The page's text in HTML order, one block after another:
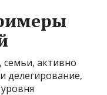
семьи, активно
делегирование,